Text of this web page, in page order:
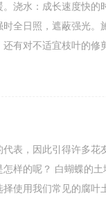
浇水：成长速度快的
全日照，遮蔽强光。
有对不适宜枝叶的修
表，因此引得许多花
样的呢？ 白蝴蝶的
使用我们常见的腐叶